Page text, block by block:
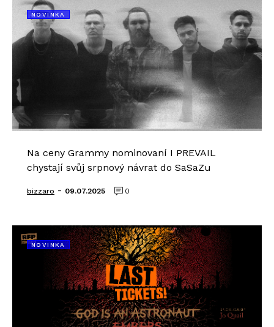
NOVINKA
Na ceny Grammy nominovaní I PREVAIL
chystají svůj srpnový návrat do SaSaZu
bizzaro - 09.07.2025 0
NOVINKA